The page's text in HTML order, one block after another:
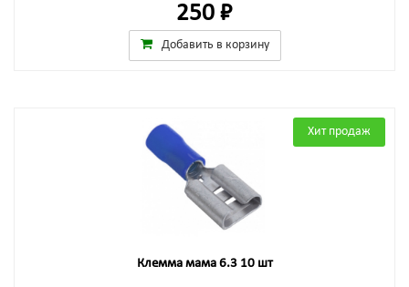
250 ₽
Добавить в корзину
Хит продаж
Клемма мама 6.3 10 шт